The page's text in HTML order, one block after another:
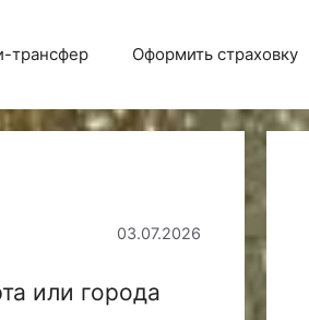
трансфер Оформить страховку
03.07.2026
или города